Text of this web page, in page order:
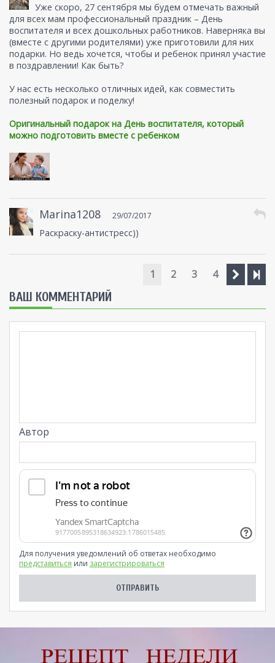
Уже скоро, 27 сентября мы будем отмечать важный
для всех мам профессиональный праздник – День
воспитателя и всех дошкольных работников. Наверняка вы
(вместе с другими родителями) уже приготовили для них
подарки. Но ведь хочется, чтобы и ребенок принял участие
в поздравлении! Как быть?
У нас есть несколько отличных идей, как совместить
полезный подарок и поделку!
Оригинальный подарок на День воспитателя, который
можно подготовить вместе с ребенком
Marina1208 29/07/2017
Раскраску-антистресс))
1 2 3 4
ВАШ КОММЕНТАРИЙ
Автор
Для получения уведомлений об ответах необходимо
представиться или зарегистрироваться